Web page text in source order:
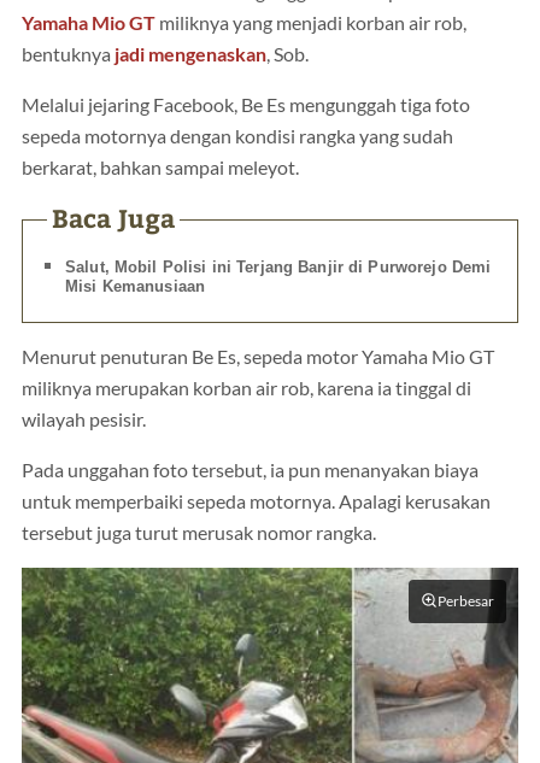
Yamaha Mio GT miliknya yang menjadi korban air rob,
bentuknya jadi mengenaskan, Sob.
Melalui jejaring Facebook, Be Es mengunggah tiga foto
sepeda motornya dengan kondisi rangka yang sudah
berkarat, bahkan sampai meleyot.
Baca Juga
Salut, Mobil Polisi ini Terjang Banjir di Purworejo Demi
Misi Kemanusiaan
Menurut penuturan Be Es, sepeda motor Yamaha Mio GT
miliknya merupakan korban air rob, karena ia tinggal di
wilayah pesisir.
Pada unggahan foto tersebut, ia pun menanyakan biaya
untuk memperbaiki sepeda motornya. Apalagi kerusakan
tersebut juga turut merusak nomor rangka.
Perbesar